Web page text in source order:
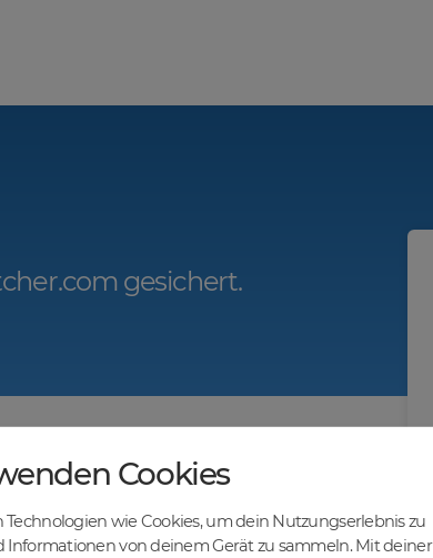
gesichert.
Cookies
wie Cookies, um dein Nutzungserlebnis zu
von deinem Gerät zu sammeln. Mit deiner